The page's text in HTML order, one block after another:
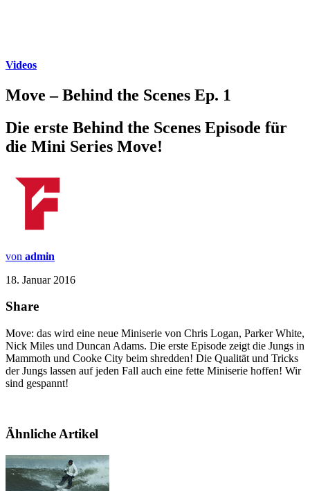
Videos
Move – Behind the Scenes Ep. 1
Die erste Behind the Scenes Episode für
die Mini Series Move!
von admin
18. Januar 2016
Share
Move: das wird eine neue Miniserie von Chris Logan, Parker White,
Nick Miles und Duncan Adams. Die erste Episode zeigt die Jungs in
Mammoth und Cooke City beim shredden! Die Qualität und Tricks
der Jungs lassen auf jeden Fall auch eine fette Miniserie hoffen! Wir
sind gespannt!
Ähnliche Artikel